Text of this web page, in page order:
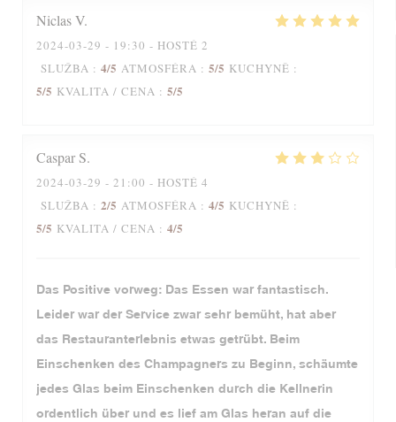
NiclasV
2024-03-29 - 19:30 - HOSTÉ 2
SLUŽBA : 4/5 ATMOSFÉRA : 5/5 KUCHYNĚ :
5/5 KVALITA / CENA : 5/5
Caspar S
2024-03-29 - 21:00 - HOSTÉ 4
SLUŽBA : 2/5 ATMOSFÉRA : 4/5 KUCHYNĚ :
5/5 KVALITA / CENA : 4/5
Das Positive vorweg: Das Essen war fantastisch.
Leider war der Service zwar sehr bemüht, hat aber
das Restauranterlebnis etwas getrübt. Beim
Einschenken des Champagners zu Beginn, schäumte
jedes Glas beim Einschenken durch die Kellnerin
ordentlich über und es lief am Glas heran auf die